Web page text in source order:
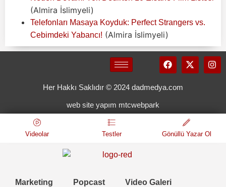
(Almira İslimyeli)
Telefonları Masaya Koyduk: Perfect Strangers vs.
Cebimdeki Yabancı! (Almira İslimyeli)
Her Hakkı Saklıdır © 2024 dadmedya.com
web site yapım mtcwebpark
Videolar Testler Gönüllü Yazar Ol
Marketing Popcast Video Galeri